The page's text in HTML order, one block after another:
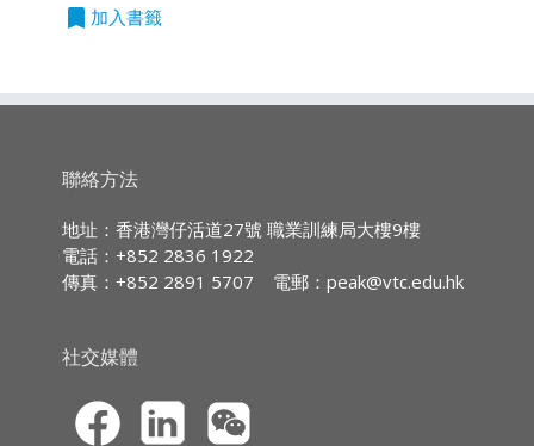
勵方式
Currencies and Blockchain Operation
This module discusses the different business
scenario with
blockchain and introduces key concept of
business blockchain
such as distributed technologies and mining.
• Business Consensus of Blockchain
• Distributed Ledger Technologies (DLT)
• Mining
除一些指定以英語授課的課程外,所有課程均以
IA CPD Hours:
MPFA Non-core CPD Hours:
3
SFC CPT Hours:
bookmark 加入書籤
聯絡方法
地址：香港灣仔活道27號 職業訓練局大樓9樓
電話：+852 2836 1922
傳真：+852 2891 5707
電郵： peak@vtc.edu.hk
社交媒體